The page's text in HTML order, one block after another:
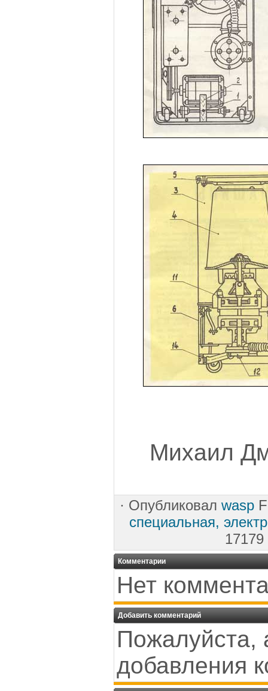
Михаил
· Опубликовал wasp
специальная,
Комментарии
Нет
Добавить комментарий
Пожалуйста,
добавления